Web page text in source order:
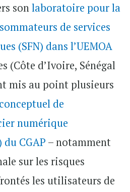
sonlaboratoire pour la
de services
(SFN) dans l’UEMOA
(Côte d’Ivoire, Sénégal
mis au point plusieurs
de
numérique
du CGAP – notamment
sur les risques
les utilisateurs de